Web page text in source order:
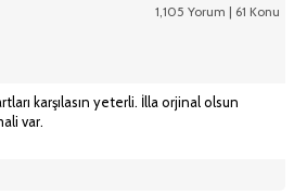
1,105 Yorum | 61 Konu
karşılasın yeterli. İlla orjinal olsun
var.